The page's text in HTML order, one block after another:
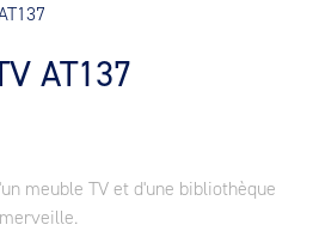
AT137
meuble TV et d'une bibliothèque